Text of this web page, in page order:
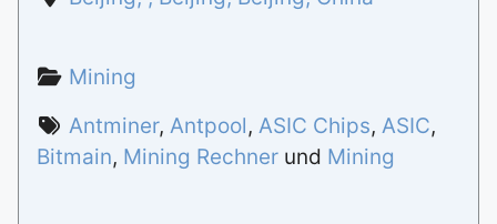
Mining
Antminer, Antpool, ASIC Chips, ASIC,
Bitmain, Mining Rechner und Mining